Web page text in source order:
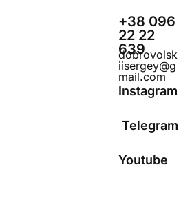
+38 096
22 22
639
dobrovolsk
iisergey@g
mail.com
Instagram
Telegram
Youtube